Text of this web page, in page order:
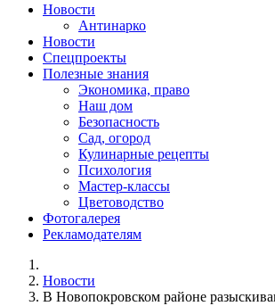
Новости
Антинарко
Новости
Спецпроекты
Полезные знания
Экономика, право
Наш дом
Безопасность
Сад, огород
Кулинарные рецепты
Психология
Мастер-классы
Цветоводство
Фотогалерея
Рекламодателям
Новости
В Новопокровском районе